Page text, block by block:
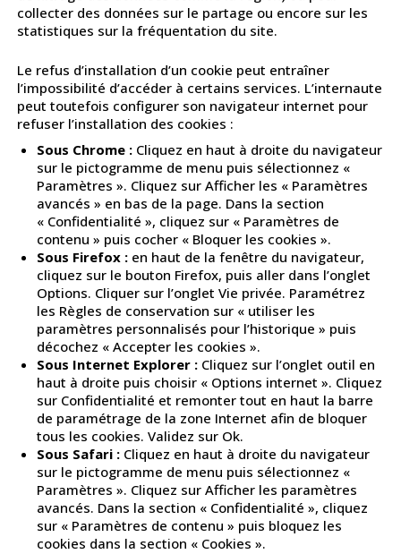
collecter des données sur le partage ou encore sur les
statistiques sur la fréquentation du site.
Le refus d’installation d’un cookie peut entraîner
l’impossibilité d’accéder à certains services. L’internaute
peut toutefois configurer son navigateur internet pour
refuser l’installation des cookies :
Sous Chrome : Cliquez en haut à droite du navigateur
sur le pictogramme de menu puis sélectionnez «
Paramètres ». Cliquez sur Afficher les « Paramètres
avancés » en bas de la page. Dans la section
« Confidentialité », cliquez sur « Paramètres de
contenu » puis cocher « Bloquer les cookies ».
Sous Firefox : en haut de la fenêtre du navigateur,
cliquez sur le bouton Firefox, puis aller dans l’onglet
Options. Cliquer sur l’onglet Vie privée. Paramétrez
les Règles de conservation sur « utiliser les
paramètres personnalisés pour l’historique » puis
décochez « Accepter les cookies ».
Sous Internet Explorer : Cliquez sur l’onglet outil en
haut à droite puis choisir « Options internet ». Cliquez
sur Confidentialité et remonter tout en haut la barre
de paramétrage de la zone Internet afin de bloquer
tous les cookies. Validez sur Ok.
Sous Safari : Cliquez en haut à droite du navigateur
sur le pictogramme de menu puis sélectionnez «
Paramètres ». Cliquez sur Afficher les paramètres
avancés. Dans la section « Confidentialité », cliquez
sur « Paramètres de contenu » puis bloquez les
cookies dans la section « Cookies ».